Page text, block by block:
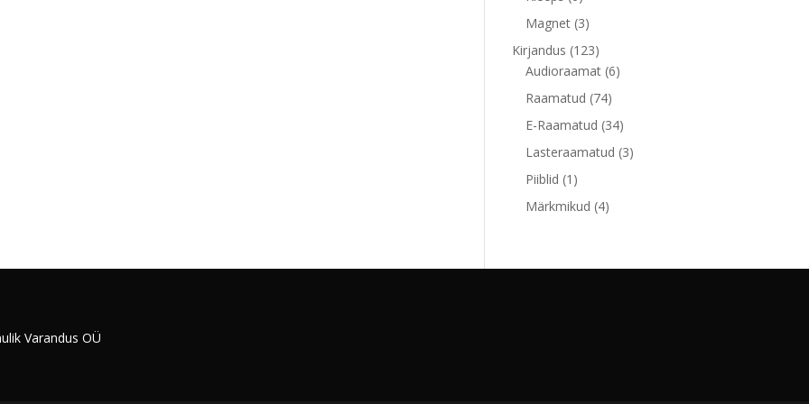
toodet
Magnet 33
toodet
Kirjandus 123123
toodet
Audioraamat 66
Raamatud 7474
toodet
E-Raamatud 3434
toodet
Lasteraamatud 33
Piiblid 1 1
toode
Märkmikud 44
Varandus OÜ